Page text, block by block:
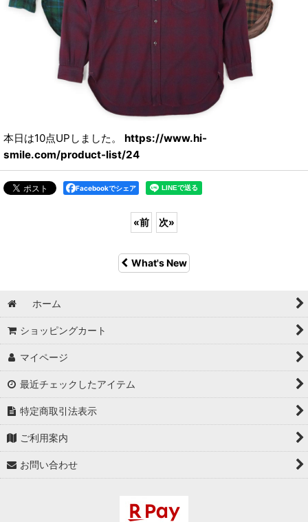
本日は10点UPしました。 https://www.hi-
smile.com/product-list/24
Facebookでシェア
«前 次»
What's New
ホーム
ショッピングカート
マイページ
最近チェックしたアイテム
特定商取引法表示
ご利用案内
お問い合わせ